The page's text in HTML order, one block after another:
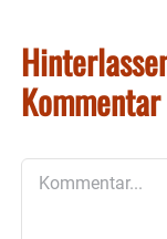
Kommentar